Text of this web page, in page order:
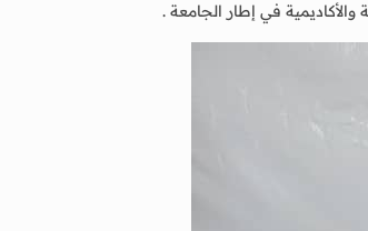
في إطار الجامعة .